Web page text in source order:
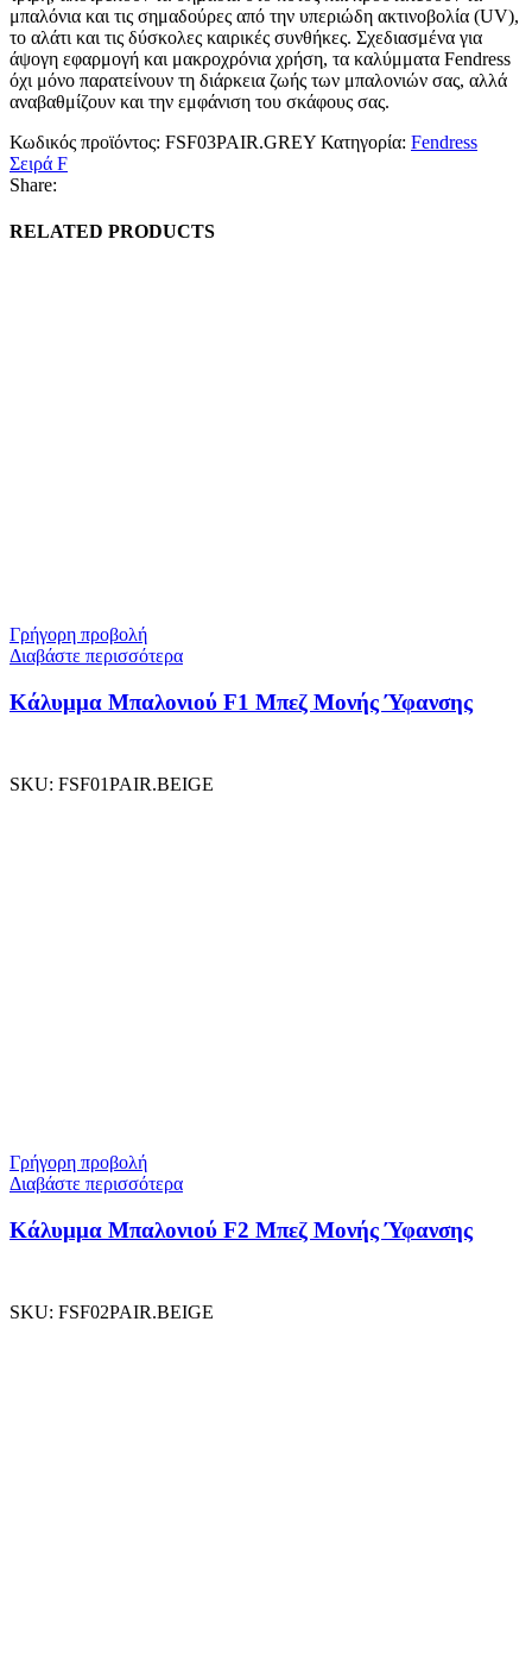
μπαλόνια και τις σημαδούρες από την υπεριώδη ακτινοβολία (UV),
το αλάτι και τις δύσκολες καιρικές συνθήκες. Σχεδιασμένα για
άψογη εφαρμογή και μακροχρόνια χρήση, τα καλύμματα Fendress
όχι μόνο παρατείνουν τη διάρκεια ζωής των μπαλονιών σας, αλλά
αναβαθμίζουν και την εμφάνιση του σκάφους σας.
Κωδικός προϊόντος: FSF03PAIR.GREY Κατηγορία: Fendress
Σειρά F
Share:
RELATED PRODUCTS
Γρήγορη προβολή
Διαβάστε περισσότερα
Κάλυμμα Μπαλονιού F1 Μπεζ Μονής Ύφανσης
SKU: FSF01PAIR.BEIGE
Γρήγορη προβολή
Διαβάστε περισσότερα
Κάλυμμα Μπαλονιού F2 Μπεζ Μονής Ύφανσης
SKU: FSF02PAIR.BEIGE